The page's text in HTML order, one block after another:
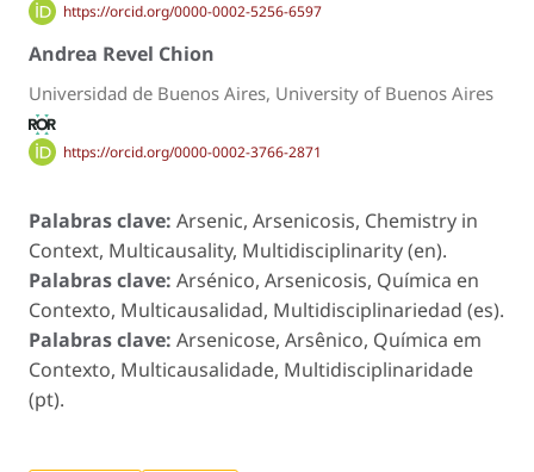
https://orcid.org/0000-0002-5256-6597
Andrea Revel Chion
Universidad de Buenos Aires, University of Buenos Aires
https://orcid.org/0000-0002-3766-2871
Palabras clave: Arsenic, Arsenicosis, Chemistry in
Context, Multicausality, Multidisciplinarity (en).
Palabras clave: Arsénico, Arsenicosis, Química en
Contexto, Multicausalidad, Multidisciplinariedad (es).
Palabras clave: Arsenicose, Arsênico, Química em
Contexto, Multicausalidade, Multidisciplinaridade
(pt).